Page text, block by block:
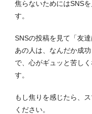
焦らないためにはSNS
す。
SNSの投稿を見て「友
あの人は、なんだか成
で、心がギュッと苦し
す。
もし焦りを感じたら、
ください。